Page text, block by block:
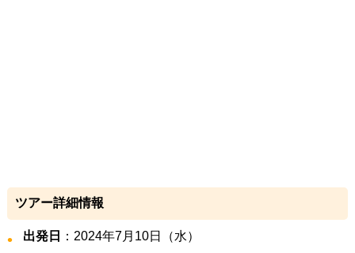
ツアー詳細情報
出発日
：2024年7月10日（水）